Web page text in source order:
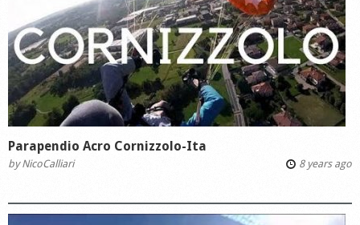
Parapendio Acro Cornizzolo-Ita
byNicoCalliari 8 years ago